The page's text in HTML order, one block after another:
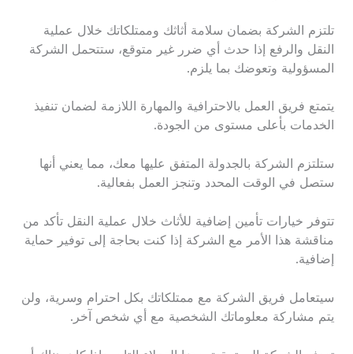
تلتزم الشركة بضمان سلامة أثاثك وممتلكاتك خلال عملية
النقل والرفع إذا حدث أي ضرر غير متوقع، ستتحمل الشركة
المسؤولية وتعوضك بما يلزم.
يتمتع فريق العمل بالاحترافية والمهارة اللازمة لضمان تنفيذ
الخدمات بأعلى مستوى من الجودة.
ستلتزم الشركة بالجدولة المتفق عليها معك، مما يعني أنها
ستصل في الوقت المحدد وتنجز العمل بفعالية.
تتوفر خيارات تأمين إضافية للأثاث خلال عملية النقل تأكد من
مناقشة هذا الأمر مع الشركة إذا كنت بحاجة إلى توفير حماية
إضافية.
سيتعامل فريق الشركة مع ممتلكاتك بكل احترام وسرية، ولن
يتم مشاركة معلوماتك الشخصية مع أي شخص آخر.